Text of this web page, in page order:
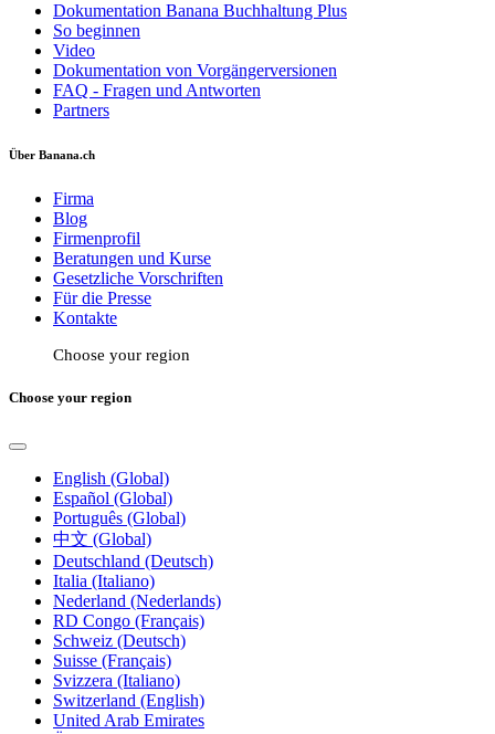
Dokumentation Banana Buchhaltung Plus
So beginnen
Video
Dokumentation von Vorgängerversionen
FAQ - Fragen und Antworten
Partners
Über Banana.ch
Firma
Blog
Firmenprofil
Beratungen und Kurse
Gesetzliche Vorschriften
Für die Presse
Kontakte
Choose your region
Choose your region
English (Global)
Español (Global)
Português (Global)
中文 (Global)
Deutschland (Deutsch)
Italia (Italiano)
Nederland (Nederlands)
RD Congo (Français)
Schweiz (Deutsch)
Suisse (Français)
Svizzera (Italiano)
Switzerland (English)
United Arab Emirates